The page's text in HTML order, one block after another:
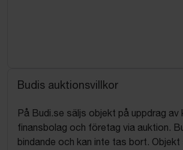
Budis auktionsvillkor
På Budi.se säljs objekt på uppdrag av
finansbolag och företag via auktion.
bindande och kan inte tas bort.